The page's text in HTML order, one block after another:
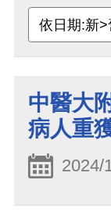
中醫大
病人重
2024/